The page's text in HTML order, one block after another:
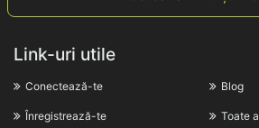
Link-uri utile
Conectează-te
Înregistrează-te
Blog
Toate